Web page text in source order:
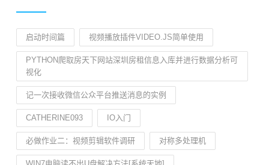
启动时间篇 视频播放插件VIDEO.JS简单使用
PYTHON爬取房天下网站深圳房租信息入库并进行数据分析可
视化
记一次接收微信公众平台推送消息的实例
CATHERINE093 IO入门
必做作业二：视频剪辑软件调研 对称多处理机